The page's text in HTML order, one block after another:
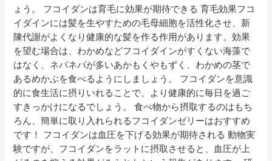
ょう。 フコイダンは育毛に効果が期待できる 育毛効果フコ
イダインには髪を生やすための毛母細胞を活性化させ、新
陳代謝がよくなり健康的な髪を作る作用があります。効果
を望む場合は、わかめなどフコイダインがすくない海藻で
はなく、ネバネバが多いあかもくやもずく、わかめの茎で
あるめかぶを食べるようにしましょう。 フコイダンを意識
的に食生活に摂りいれることで、より健康的に毎日を過ご
すきっかけになるでしょう。 食べ物から摂取するのはもち
ろん、簡単に取り入れられるフコイダンゼリーはおすすめ
です！ フコイダンは血圧を下げる効果が期待される 動物実
験ですが、フコイダンをラットに摂取させると、血圧が上